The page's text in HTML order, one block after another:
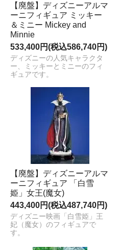
【廃盤】ディズニーアルマ
ーニフィギュア ミッキー
＆ミニー Mickey and
Minnie
533,400円(税込586,740円)
ディズニーの人気キャラクタ
ー、ミッキーとミニーのフィ
ギュアです。
【廃盤】ディズニーアルマ
ーニフィギュア 「白雪
姫」女王(魔女)
443,400円(税込487,740円)
ディズニー映画「白雪姫」王
妃（魔女）のフィギュアで
す。